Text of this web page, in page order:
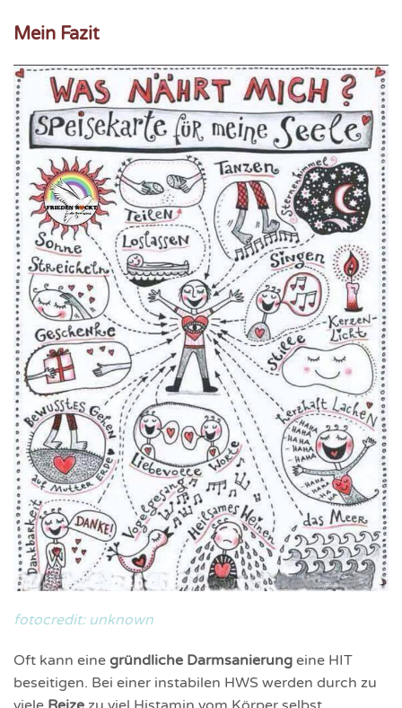
Mein Fazit
fotocredit: unknown
Oft kann eine gründliche Darmsanierung eine HIT
beseitigen. Bei einer instabilen HWS werden durch zu